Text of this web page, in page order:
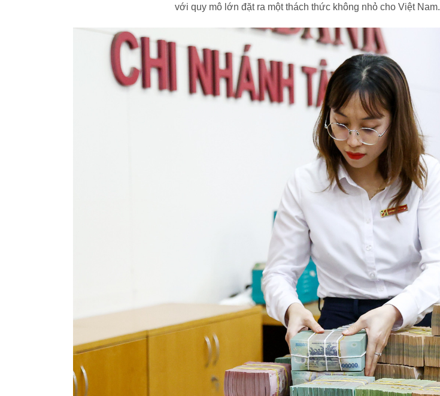
với quy mô lớn đặt ra một thách thức không nhỏ cho Việt Nam.